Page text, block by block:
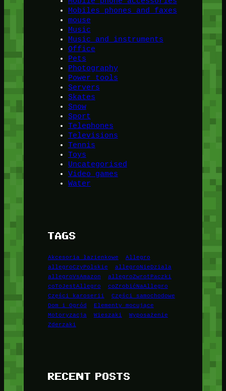
Mobiles phones and faxes
mouse
Music
Music and instruments
Office
Pets
Photography
Power tools
Servers
Skates
Snow
Sport
Telephones
Televisions
Tennis
Toys
Uncategorised
Video games
Water
TAGS
Akcesoria łazienkowe
Allegro
allegroCzyPolskie
allegroNieDziala
allegroVsAmazon
allegroZwrotPaczki
coToJestAllegro
coZrobićNaAllegro
Części karoserii
Części samochodowe
Dom i Ogród
Elementy mocujące
Motoryzacja
Wieszaki
Wyposażenie
Zderzaki
RECENT POSTS